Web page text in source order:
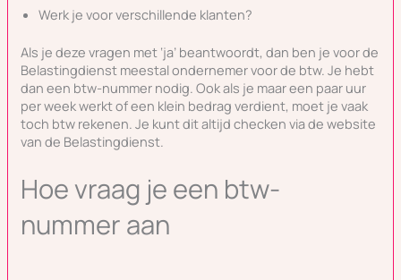
Werk je voor verschillende klanten?
Als je deze vragen met ‘ja’ beantwoordt, dan ben je voor de
Belastingdienst meestal ondernemer voor de btw. Je hebt
dan een btw-nummer nodig. Ook als je maar een paar uur
per week werkt of een klein bedrag verdient, moet je vaak
toch btw rekenen. Je kunt dit altijd checken via de website
van de Belastingdienst.
Hoe vraag je een btw-
nummer aan